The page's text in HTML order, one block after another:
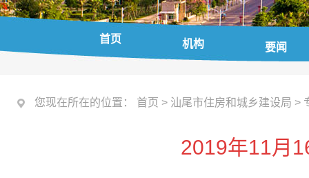
首页 机构 要闻
您现在所在的位置： 首页 > 汕尾市住房和城乡建设局 >
2019年11月